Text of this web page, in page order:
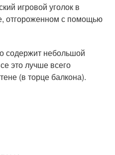
игровой уголок в
отгороженном с помощью
содержит небольшой
это лучше всего
(в торце балкона).